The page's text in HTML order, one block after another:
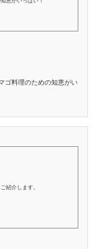
ゴ料理のための知恵がい
紹介します。